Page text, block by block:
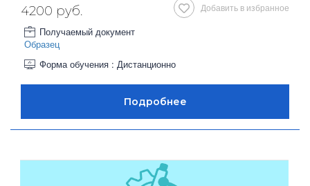
Добавить в избранное
4200 руб.
Получаемый документ
Образец
Форма обучения : Дистанционно